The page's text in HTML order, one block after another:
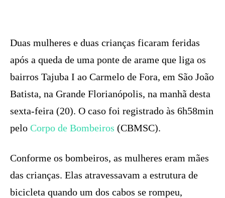
Duas mulheres e duas crianças ficaram feridas
após a queda de uma ponte de arame que liga os
bairros Tajuba I ao Carmelo de Fora, em São João
Batista, na Grande Florianópolis, na manhã desta
sexta-feira (20). O caso foi registrado às 6h58min
pelo Corpo de Bombeiros (CBMSC).
Conforme os bombeiros, as mulheres eram mães
das crianças. Elas atravessavam a estrutura de
bicicleta quando um dos cabos se rompeu,